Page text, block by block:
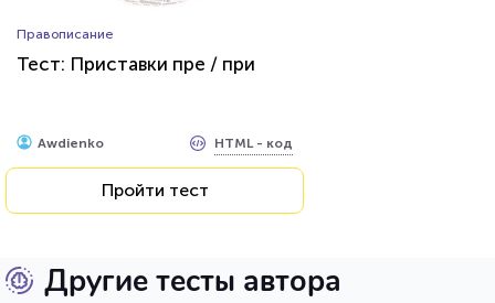
Правописание
Тест: Приставки пре / при
Awdienko HTML - код
Пройти тест
Другие тесты автора